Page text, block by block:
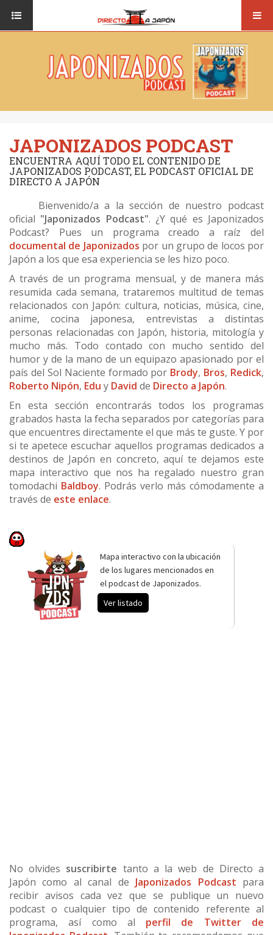
TRANSPORTE
CONSEJOS
DESTINOS
CULTURA
RESTAURANTES
ISI JAPANESE LANGUAGE SCHOOL
JAPONIZADOS PODCAST
ENCUENTRA AQUÍ TODO EL CONTENIDO DE
JAPONIZADOS PODCAST, EL PODCAST OFICIAL DE
DIRECTO A JAPÓN
Bienvenido/a a la sección de nuestro podcast
oficial "Japonizados Podcast". ¿Y qué es Japonizados
Podcast? Pues un programa creado a raíz del
documental de Japonizados por un grupo de locos por
Japón a los que esa experiencia se les hizo poco.
A través de un programa mensual, y de manera más
resumida cada semana, trataremos multitud de temas
relacionados con Japón: cultura, noticias, música, cine,
anime, cocina japonesa, entrevistas a distintas
personas relacionadas con Japón, historia, mitología y
mucho más. Todo contado con mucho sentido del
humor y de la mano de un equipazo apasionado por el
país del Sol Naciente formado por Brody, Bros, Redick,
Roberto Nipón, Edu y David de Directo a Japón.
En esta sección encontrarás todos los programas
grabados hasta la fecha separados por categorías para
que encuentres directamente el que más te guste. Y por
si te apetece escuchar aquellos programas dedicados a
destinos de Japón en concreto, aquí te dejamos este
mapa interactivo que nos ha regalado nuestro gran
tomodachi Baldboy. Podrás verlo más cómodamente a
través de este enlace.
No olvides suscribirte tanto a la web de Directo a
Japón como al canal de Japonizados Podcast para
recibir avisos cada vez que se publique un nuevo
podcast o cualquier tipo de contenido referente al
programa, así como al perfil de Twitter de
VUELOS
DESTINOS
RUTAS / MAPAS
CULTURA
RESTAURANTES
SEGUROS
ARRAY